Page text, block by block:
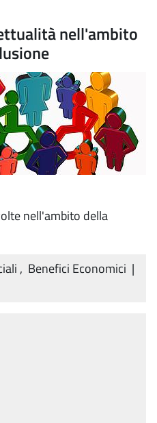
nell'ambito
nell'ambito della
, Benefici Economici |